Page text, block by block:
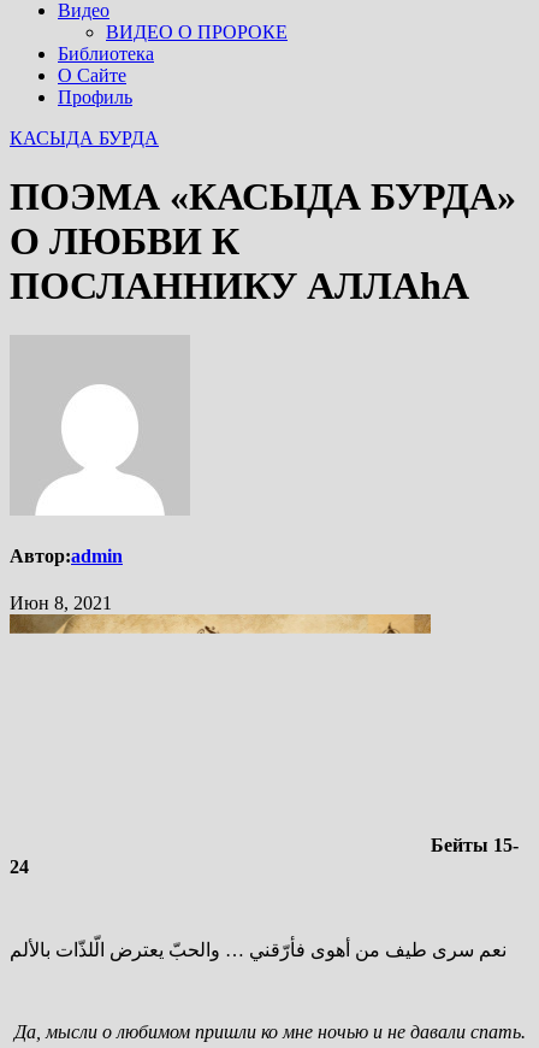
Видео
ВИДЕО О ПРОРОКЕ
Библиотека
О Сайте
Профиль
КАСЫДА БУРДА
ПОЭМА «КАСЫДА БУРДА»
О ЛЮБВИ К
ПОСЛАННИКУ АЛЛАhА
Автор:admin
Июн 8, 2021
Бейты 15-
24
نعم سرى طيف من أهوى فأرّقني … والحبّ يعترض الّلذّات بالألم
Да, мысли о любимом пришли ко мне ночью и не давали спать.